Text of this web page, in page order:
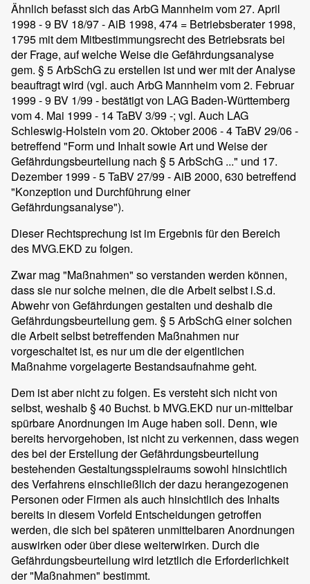
Ähnlich befasst sich das ArbG Mannheim vom 27. April
1998 - 9 BV 18/97 - AiB 1998, 474 = Betriebsberater 1998,
1795 mit dem Mitbestimmungsrecht des Betriebsrats bei
der Frage, auf welche Weise die Gefährdungsanalyse
gem. § 5 ArbSchG zu erstellen ist und wer mit der Analyse
beauftragt wird (vgl. auch ArbG Mannheim vom 2. Februar
1999 - 9 BV 1/99 - bestätigt von LAG Baden-Württemberg
vom 4. Mai 1999 - 14 TaBV 3/99 -; vgl. Auch LAG
Schleswig-Holstein vom 20. Oktober 2006 - 4 TaBV 29/06 -
betreffend "Form und Inhalt sowie Art und Weise der
Gefährdungsbeurteilung nach § 5 ArbSchG ..." und 17.
Dezember 1999 - 5 TaBV 27/99 - AiB 2000, 630 betreffend
"Konzeption und Durchführung einer
Gefährdungsanalyse").
Dieser Rechtsprechung ist im Ergebnis für den Bereich
des MVG.EKD zu folgen.
Zwar mag "Maßnahmen" so verstanden werden können,
dass sie nur solche meinen, die die Arbeit selbst i.S.d.
Abwehr von Gefährdungen gestalten und deshalb die
Gefährdungsbeurteilung gem. § 5 ArbSchG einer solchen
die Arbeit selbst betreffenden Maßnahmen nur
vorgeschaltet ist, es nur um die der eigentlichen
Maßnahme vorgelagerte Bestandsaufnahme geht.
Dem ist aber nicht zu folgen. Es versteht sich nicht von
selbst, weshalb § 40 Buchst. b MVG.EKD nur un-mittelbar
spürbare Anordnungen im Auge haben soll. Denn, wie
bereits hervorgehoben, ist nicht zu verkennen, dass wegen
des bei der Erstellung der Gefährdungsbeurteilung
bestehenden Gestaltungsspielraums sowohl hinsichtlich
des Verfahrens einschließlich der dazu herangezogenen
Personen oder Firmen als auch hinsichtlich des Inhalts
bereits in diesem Vorfeld Entscheidungen getroffen
werden, die sich bei späteren unmittelbaren Anordnungen
auswirken oder über diese weiterwirken. Durch die
Gefährdungsbeurteilung wird letztlich die Erforderlichkeit
der "Maßnahmen" bestimmt.